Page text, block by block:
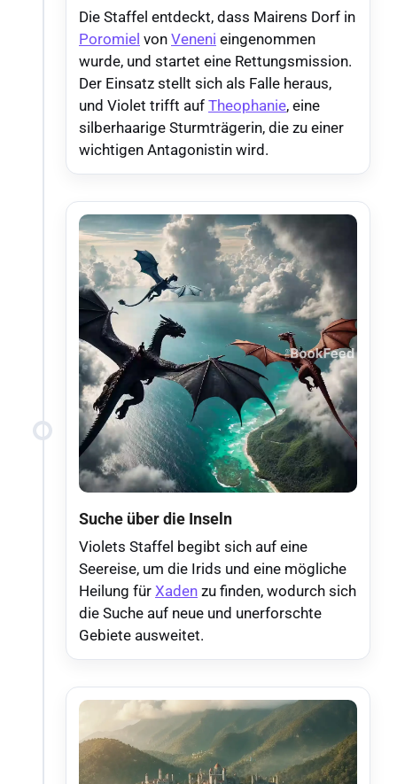
Die Staffel entdeckt, dass Mairens Dorf in
Poromiel von Veneni eingenommen
wurde, und startet eine Rettungsmission.
Der Einsatz stellt sich als Falle heraus,
und Violet trifft auf Theophanie, eine
silberhaarige Sturmträgerin, die zu einer
wichtigen Antagonistin wird.
Suche über die Inseln
Violets Staffel begibt sich auf eine
Seereise, um die Irids und eine mögliche
Heilung für Xaden zu finden, wodurch sich
die Suche auf neue und unerforschte
Gebiete ausweitet.